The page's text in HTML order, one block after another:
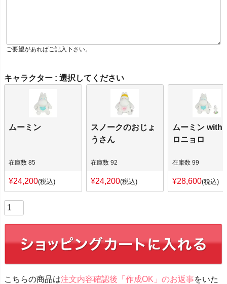
ご要望があればご記入下さい。
キャラクター 選択してください
ムーミン
在庫数 85
¥24,200 税込
スノークのおじょ
うさん
在庫数 92
¥24,200 税込
ムーミン with
ロニョロ
在庫数 99
¥28,600 税込
こちらの商品は注文内容確認後「作成OK」のお返事をいた